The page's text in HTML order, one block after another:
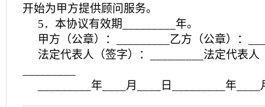
开始为甲方提供顾问服务。
5．本协议有效期_________年。
甲方（公章）：_________乙方（公章）：
法定代表人（签字）：_________法定代表人
_________年____月____日_________年____